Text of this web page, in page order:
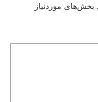
بخش‌های موردنیاز